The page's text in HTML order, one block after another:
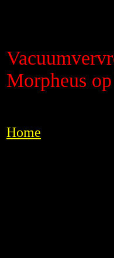
Morpheus
Home